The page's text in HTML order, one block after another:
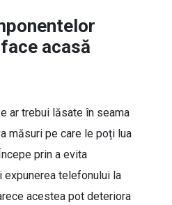
acasă
ar trebui lăsate în seama
măsuri pe care le poți lua
prin a evita
expunerea telefonului la
acestea pot deteriora